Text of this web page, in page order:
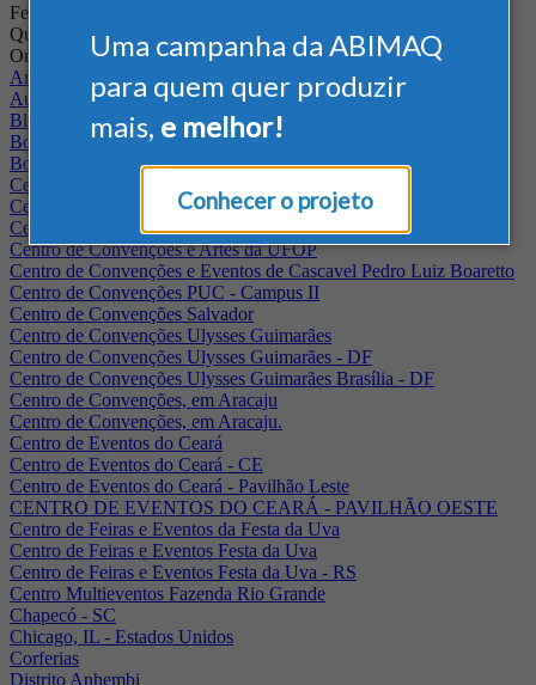
Uma campanha da ABIMAQ
para quem quer produzir
mais, e melhor!
Conhecer o projeto
Feiras
Quando
Onde
Arena Jaguariuna
Auditório Albano Franco - FIEPA
Blumenau - SC
BolognaFiere
Boulevard Olimpico - RJ
Centro Internacional de Convenções do Brasil, em Brasília
Centro de Convenções - SE
Centro de Convenções de Pernambuco - PE
Centro de Convenções e Artes da UFOP
Centro de Convenções e Eventos de Cascavel Pedro Luiz Boaretto
Centro de Convenções PUC - Campus II
Centro de Convenções Salvador
Centro de Convenções Ulysses Guimarães
Centro de Convenções Ulysses Guimarães - DF
Centro de Convenções Ulysses Guimarães Brasília - DF
Centro de Convenções, em Aracaju
Centro de Convenções, em Aracaju.
Centro de Eventos do Ceará
Centro de Eventos do Ceará - CE
Centro de Eventos do Ceará - Pavilhão Leste
CENTRO DE EVENTOS DO CEARÁ - PAVILHÃO OESTE
Centro de Feiras e Eventos da Festa da Uva
Centro de Feiras e Eventos Festa da Uva
Centro de Feiras e Eventos Festa da Uva - RS
Centro Multieventos Fazenda Rio Grande
Chapecó - SC
Chicago, IL - Estados Unidos
Corferias
Distrito Anhembi